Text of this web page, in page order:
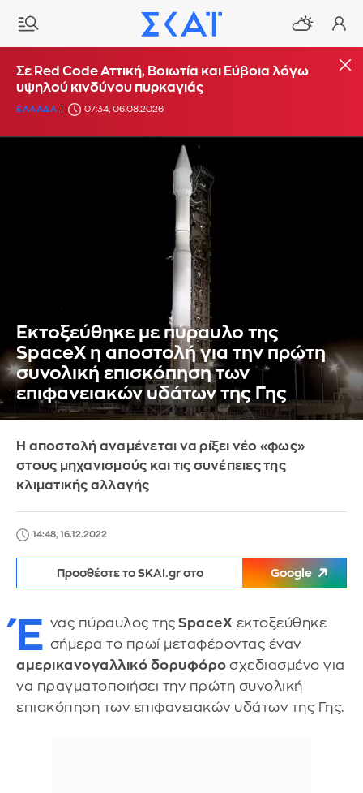
Σε Red Code Αττική, Βοιωτία και Εύβοια λόγω
υψηλού κινδύνου πυρκαγιάς
ΕΛΛΑΔΑ 07:34, 06.08.2026
Εκτοξεύθηκε με πύραυλο της
SpaceX η αποστολή για την πρώτη
συνολική επισκόπηση των
επιφανειακών υδάτων της Γης
Η αποστολή αναμένεται να ρίξει νέο «φως»
στους μηχανισμούς και τις συνέπειες της
κλιματικής αλλαγής
14:48, 16.12.2022
Προσθέστε το SKAI.gr στο Google
Έ νας πύραυλος της SpaceX εκτοξεύθηκε
σήμερα το πρωί μεταφέροντας έναν
αμερικανογαλλικό δορυφόρο σχεδιασμένο για
να πραγματοποιήσει την πρώτη συνολική
επισκόπηση των επιφανειακών υδάτων της Γης.